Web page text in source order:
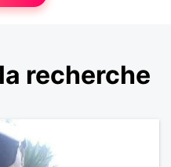
recherche